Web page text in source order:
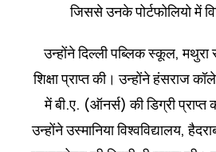
जिससे उनके पोर्टफोलियो में
उन्होंने दिल्ली पब्लिक स्कूल, मथुरा
शिक्षा प्राप्त की। उन्होंने हंसराज
में बी.ए. (ऑनर्स) की डिग्री
उन्होंने उस्मानिया विश्वविद्यालय,